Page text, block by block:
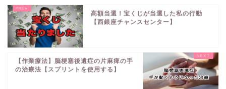
高額当選！宝くじが当選した私の行動
【西銀座チャンスセンター】
【作業療法】脳梗塞後遺症の片麻痺の手
の治療法【スプリントを使用する】